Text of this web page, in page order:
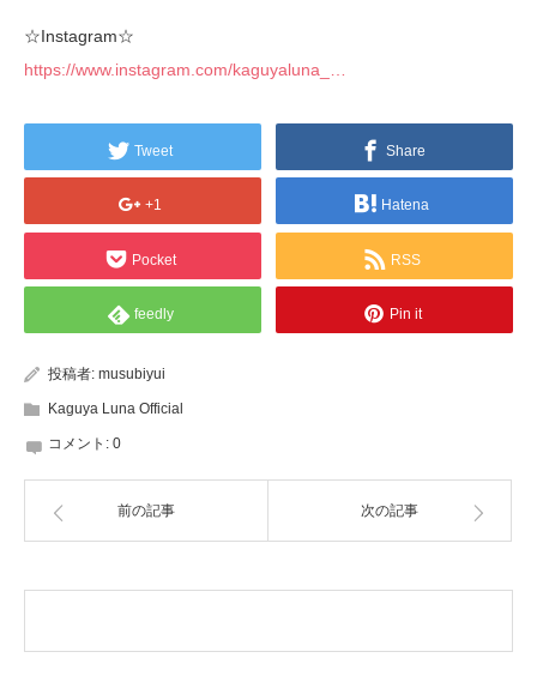
☆Instagram☆
https://www.instagram.com/kaguyaluna_…
Tweet Share
+1 Hatena
Pocket RSS
feedly Pin it
投稿者: musubiyui
Kaguya Luna Official
コメント: 0
前の記事 次の記事